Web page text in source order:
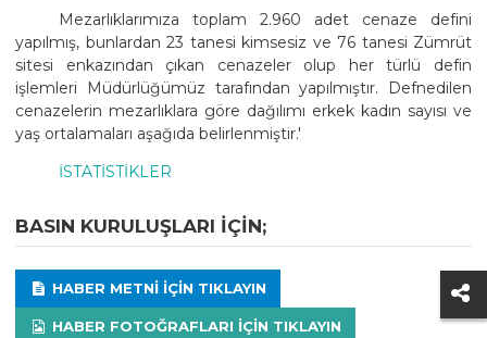
Mezarlıklarımıza toplam 2.960 adet cenaze defini
yapılmış, bunlardan 23 tanesi kimsesiz ve 76 tanesi Zümrüt
sitesi enkazından çıkan cenazeler olup her türlü defin
işlemleri Müdürlüğümüz tarafından yapılmıştır. Defnedilen
cenazelerin mezarlıklara göre dağılımı erkek kadın sayısı ve
yaş ortalamaları aşağıda belirlenmiştir.'
İSTATİSTİKLER
BASIN KURULUŞLARI IÇIN;
HABER METNI IÇIN TIKLAYIN
HABER FOTOĞRAFLARI IÇIN TIKLAYIN